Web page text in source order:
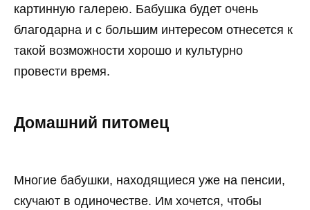
картинную галерею. Бабушка будет очень
благодарна и с большим интересом отнесется к
такой возможности хорошо и культурно
провести время.
Домашний питомец
Многие бабушки, находящиеся уже на пенсии,
скучают в одиночестве. Им хочется, чтобы